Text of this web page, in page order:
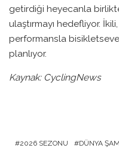
getirdiği heyecanla
ulaştırmayı hedefliyor.
performansla
planlıyor.
Kaynak: CyclingNews
2026 SEZONU DÜNYA